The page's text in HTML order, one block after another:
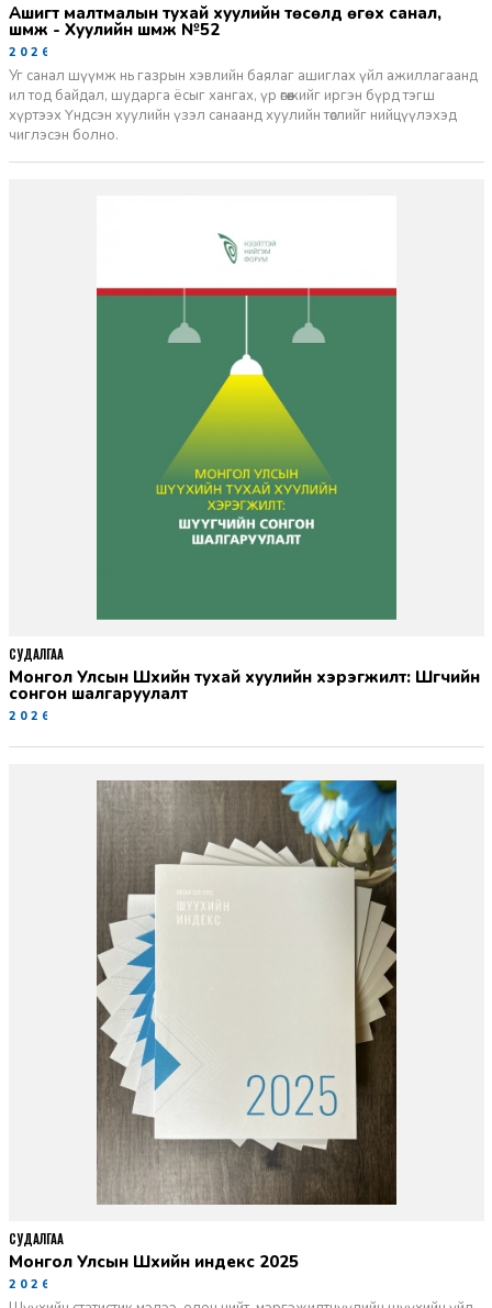
Ашигт малтмалын тухай хуулийн төсөлд өгөх санал,
шүүмж - Хуулийн шүүмж №52
2026-06-29
Уг санал шүүмж нь газрын хэвлийн баялаг ашиглах үйл ажиллагаанд
ил тод байдал, шударга ёсыг хангах, үр өгөөжийг иргэн бүрд тэгш
хүртээх Үндсэн хуулийн үзэл санаанд хуулийн төслийг нийцүүлэхэд
чиглэсэн болно.
Монгол Улсын Шүүхийн тухай хуулийн хэрэгжилт: Шүүгчийн
сонгон шалгаруулалт
2026-06-19
СУДАЛГАА
Монгол Улсын Шүүхийн индекс 2025
2026-06-11
СУДАЛГАА